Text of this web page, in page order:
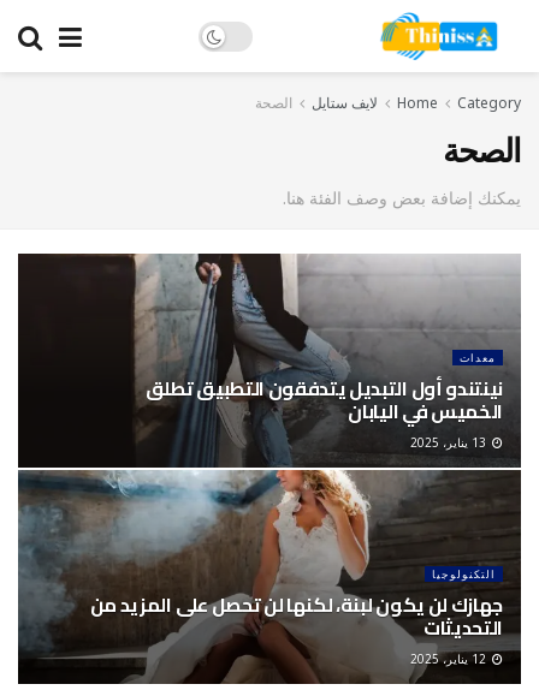
Home Category لايف ستايل الصحة
الصحة
يمكنك إضافة بعض وصف الفئة هنا.
معدات
نينتندو أول التبديل يتدفقون التطبيق تطلق
الخميس في اليابان
التكنولوجيا
جهازك لن يكون لبنة، لكنها لن تحصل على المزيد من
التحديثات